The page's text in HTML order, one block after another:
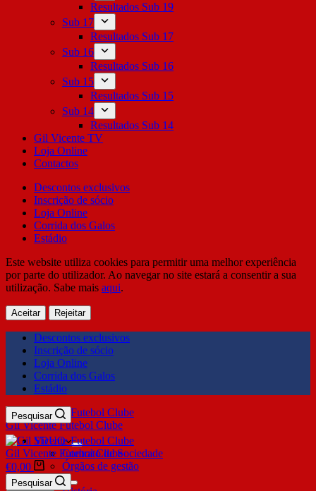
Resultados Sub 19
Sub 17
Resultados Sub 17
Sub 16
Resultados Sub 16
Sub 15
Resultados Sub 15
Sub 14
Resultados Sub 14
Gil Vicente TV
Loja Online
Contactos
Descontos exclusivos
Inscrição de sócio
Loja Online
Corrida dos Galos
Estádio
Este website utiliza cookies para permitir uma melhor experiência
por parte do utilizador. Ao navegar no site estará a consentir a sua
utilização. Sabe mais aqui.
Aceitar Rejeitar
Descontos exclusivos
Inscrição de sócio
Loja Online
Corrida dos Galos
Estádio
Gil Vicente Futebol Clube
Pesquisar
SDUQ
Contrato de Sociedade
Órgãos de gestão
Clube
Gil Vicente Futebol Clube
€0,00
Pesquisar